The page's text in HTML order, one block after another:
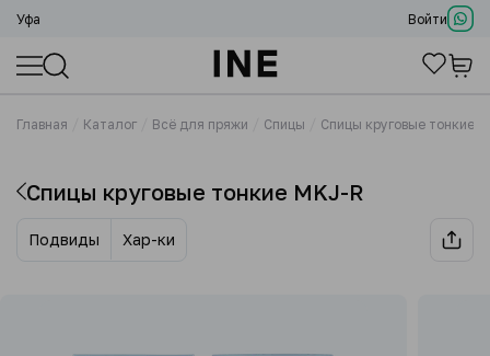
Уфа Войти
Главная Каталог Всё для пряжи Спицы Спицы круговые тонкие
Спицы круговые тонкие MKJ-R
Подвиды Хар-ки